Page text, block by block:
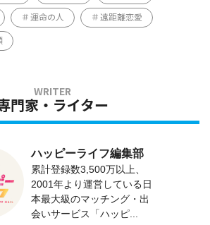
運命の人 遠距離恋愛
門家・ライター
ハッピーライフ編集部
累計登録数3,500万以上、
2001年より運営している日
本最大級のマッチング・出
会いサービス「ハッピ...